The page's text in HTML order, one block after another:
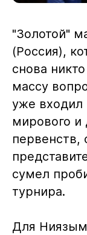
"Золотой"
(Россия),
снова
массу
уже
мирового и
первенств,
сумел
турнира.
Для